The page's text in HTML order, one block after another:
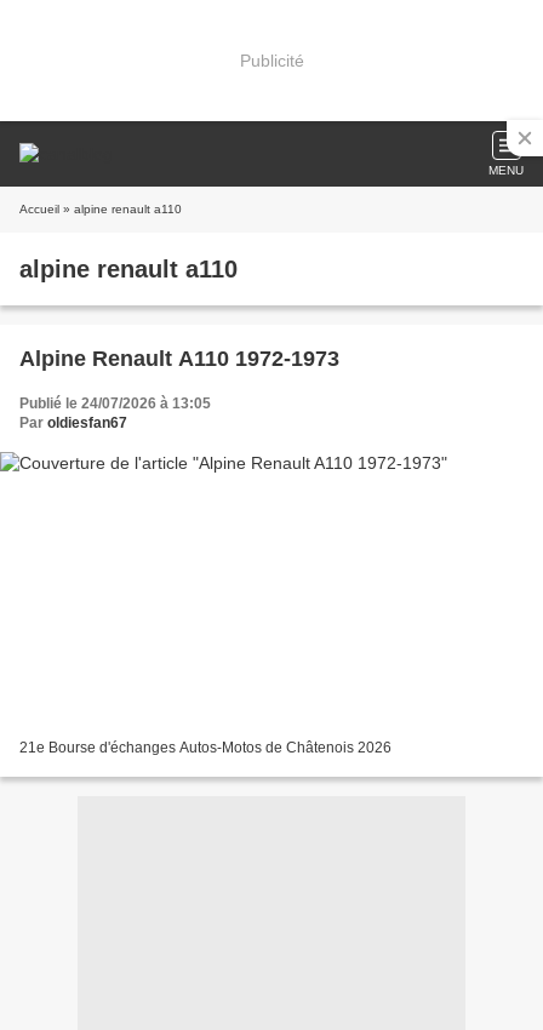
Publicité
MENU
Accueil » alpine renault a110
alpine renault a110
Alpine Renault A110 1972-1973
Publié le 24/07/2026 à 13:05
Par oldiesfan67
21e Bourse d'échanges Autos-Motos de Châtenois 2026